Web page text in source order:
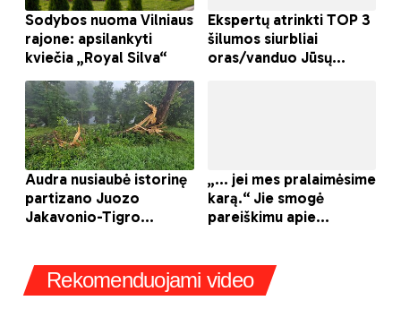
Rekomenduojami video